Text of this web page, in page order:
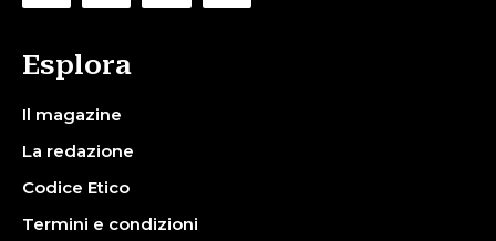
Esplora
Il magazine
La redazione
Codice Etico
Termini e condizioni